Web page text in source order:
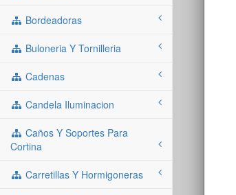
Bordeadoras
Buloneria Y Tornilleria
Cadenas
Candela Iluminacion
Caños Y Soportes Para
Cortina
Carretillas Y Hormigoneras